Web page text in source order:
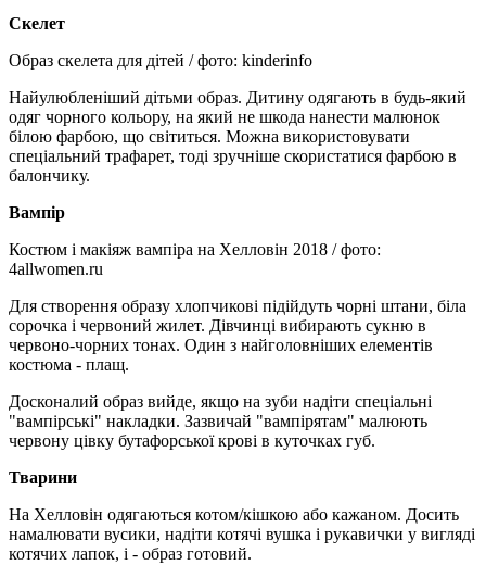
Скелет
Образ скелета для дітей / фото: kinderinfo
Найулюбленіший дітьми образ. Дитину одягають в будь-який
одяг чорного кольору, на який не шкода нанести малюнок
білою фарбою, що світиться. Можна використовувати
спеціальний трафарет, тоді зручніше скористатися фарбою в
балончику.
Вампір
Костюм і макіяж вампіра на Хелловін 2018 / фото:
4allwomen.ru
Для створення образу хлопчикові підійдуть чорні штани, біла
сорочка і червоний жилет. Дівчинці вибирають сукню в
червоно-чорних тонах. Один з найголовніших елементів
костюма - плащ.
Досконалий образ вийде, якщо на зуби надіти спеціальні
"вампірські" накладки. Зазвичай "вампірятам" малюють
червону цівку бутафорської крові в куточках губ.
Тварини
На Хелловін одягаються котом/кішкою або кажаном. Досить
намалювати вусики, надіти котячі вушка і рукавички у вигляді
котячих лапок, і - образ готовий.